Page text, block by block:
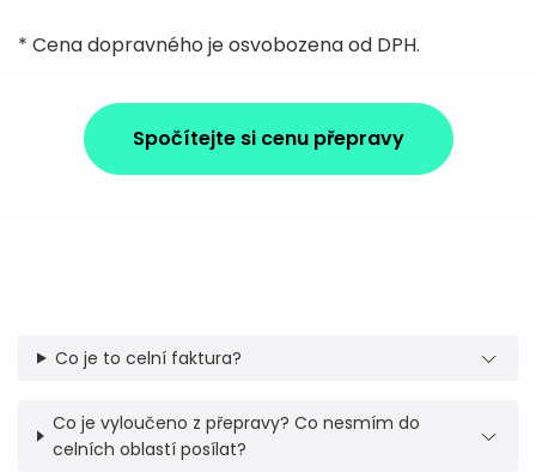
* Cena dopravného je osvobozena od DPH.
Spočítejte si cenu přepravy
Co je to celní faktura?
Co je vyloučeno z přepravy? Co nesmím do
celních oblastí posílat?